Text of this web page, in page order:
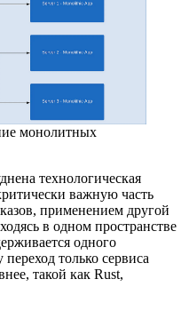
монолитных
технологическая
важную часть
применением другой
в одном пространстве
одного
только сервиса
такой как Rust,